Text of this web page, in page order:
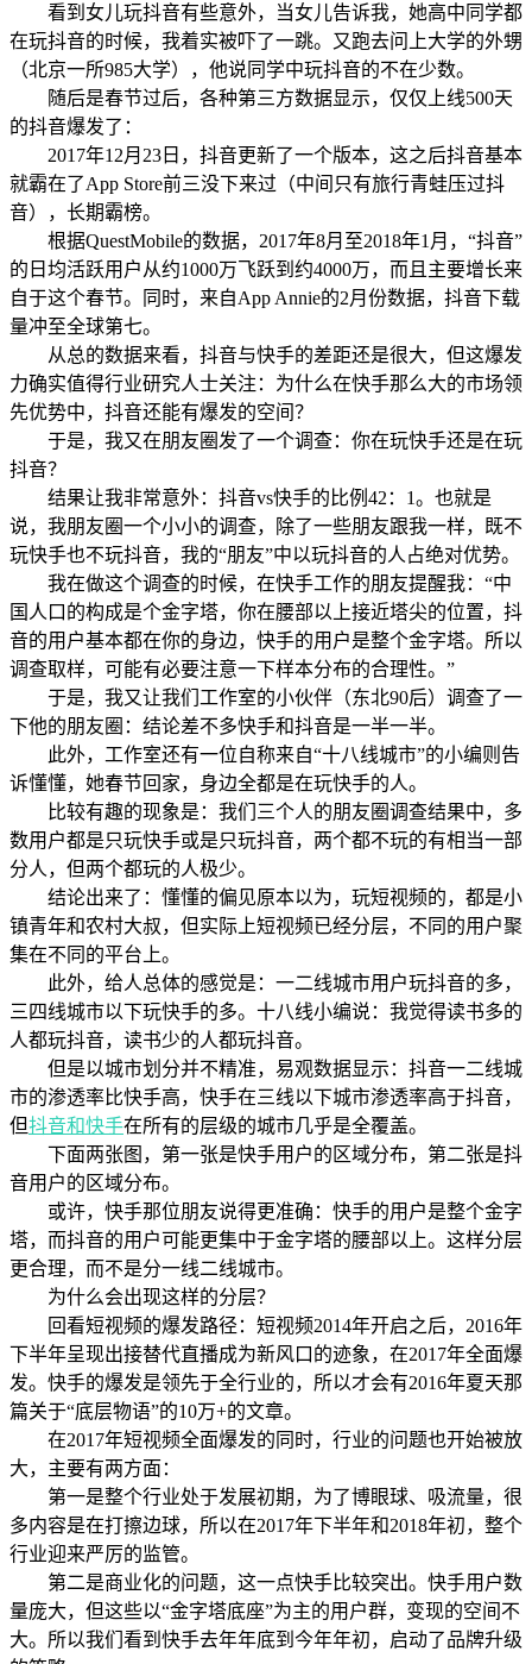
看到女儿玩抖音有些意外，当女儿告诉我，她高中同学都
在玩抖音的时候，我着实被吓了一跳。又跑去问上大学的外甥
（北京一所985大学），他说同学中玩抖音的不在少数。
随后是春节过后，各种第三方数据显示，仅仅上线500天
的抖音爆发了：
2017年12月23日，抖音更新了一个版本，这之后抖音基本
就霸在了App Store前三没下来过（中间只有旅行青蛙压过抖
音），长期霸榜。
根据QuestMobile的数据，2017年8月至2018年1月，“抖音”
的日均活跃用户从约1000万飞跃到约4000万，而且主要增长来
自于这个春节。同时，来自App Annie的2月份数据，抖音下载
量冲至全球第七。
从总的数据来看，抖音与快手的差距还是很大，但这爆发
力确实值得行业研究人士关注：为什么在快手那么大的市场领
先优势中，抖音还能有爆发的空间？
于是，我又在朋友圈发了一个调查：你在玩快手还是在玩
抖音？
结果让我非常意外：抖音vs快手的比例42：1。也就是
说，我朋友圈一个小小的调查，除了一些朋友跟我一样，既不
玩快手也不玩抖音，我的“朋友”中以玩抖音的人占绝对优势。
我在做这个调查的时候，在快手工作的朋友提醒我：“中
国人口的构成是个金字塔，你在腰部以上接近塔尖的位置，抖
音的用户基本都在你的身边，快手的用户是整个金字塔。所以
调查取样，可能有必要注意一下样本分布的合理性。”
于是，我又让我们工作室的小伙伴（东北90后）调查了一
下他的朋友圈：结论差不多快手和抖音是一半一半。
此外，工作室还有一位自称来自“十八线城市”的小编则告
诉懂懂，她春节回家，身边全都是在玩快手的人。
比较有趣的现象是：我们三个人的朋友圈调查结果中，多
数用户都是只玩快手或是只玩抖音，两个都不玩的有相当一部
分人，但两个都玩的人极少。
结论出来了：懂懂的偏见原本以为，玩短视频的，都是小
镇青年和农村大叔，但实际上短视频已经分层，不同的用户聚
集在不同的平台上。
此外，给人总体的感觉是：一二线城市用户玩抖音的多，
三四线城市以下玩快手的多。十八线小编说：我觉得读书多的
人都玩抖音，读书少的人都玩抖音。
但是以城市划分并不精准，易观数据显示：抖音一二线城
市的渗透率比快手高，快手在三线以下城市渗透率高于抖音，
但抖音和快手在所有的层级的城市几乎是全覆盖。
下面两张图，第一张是快手用户的区域分布，第二张是抖
音用户的区域分布。
或许，快手那位朋友说得更准确：快手的用户是整个金字
塔，而抖音的用户可能更集中于金字塔的腰部以上。这样分层
更合理，而不是分一线二线城市。
为什么会出现这样的分层？
回看短视频的爆发路径：短视频2014年开启之后，2016年
下半年呈现出接替代直播成为新风口的迹象，在2017年全面爆
发。快手的爆发是领先于全行业的，所以才会有2016年夏天那
篇关于“底层物语”的10万+的文章。
在2017年短视频全面爆发的同时，行业的问题也开始被放
大，主要有两方面：
第一是整个行业处于发展初期，为了博眼球、吸流量，很
多内容是在打擦边球，所以在2017年下半年和2018年初，整个
行业迎来严厉的监管。
第二是商业化的问题，这一点快手比较突出。快手用户数
量庞大，但这些以“金字塔底座”为主的用户群，变现的空间不
大。所以我们看到快手去年年底到今年年初，启动了品牌升级